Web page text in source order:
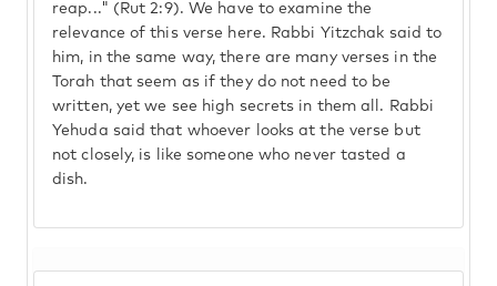
reap..." (Rut 2:9). We have to examine the
relevance of this verse here. Rabbi Yitzchak said to
him, in the same way, there are many verses in the
Torah that seem as if they do not need to be
written, yet we see high secrets in them all. Rabbi
Yehuda said that whoever looks at the verse but
not closely, is like someone who never tasted a
dish.